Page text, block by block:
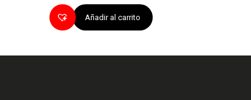
Añadir al carrito